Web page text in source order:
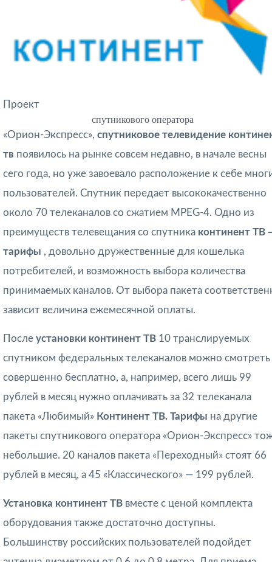
Проект
спутникового оператора
«Орион-Экспресс», спутниковое телевидение
тв появилось на рынке совсем недавно, в начале весны
сего года, но уже завоевало расположение к себе
пользователей. Спутник передает высококачественно
около 70 телеканалов со сжатием MPEG-4. Одно из
преимуществ телевещания со спутника континент ТВ
тарифы , довольно дружественные для кошелька
потребителей, и возможность выбора количества
принимаемых каналов. От выбора пакета
зависит величина ежемесячной оплаты.
После установки континент ТВ 10 транслируемых
спутником федеральных телеканалов можно смотреть
совершенно бесплатно, а, например, всего лишь 99
рублей в месяц нужно оплачивать за 32 телеканала
пакета «Любимый» Континент ТВ. Тарифы на другие
пакеты спутникового оператора «Орион-Экспресс»
небольшие. 20 каналов пакета «Переходный» стоят 66
рублей в месяц, а 45 «Классического» — 199 рублей.
Установка континент ТВ вместе с ценой комплекта
оборудования также достаточно доступны.
Большинству российских пользователей подойдет